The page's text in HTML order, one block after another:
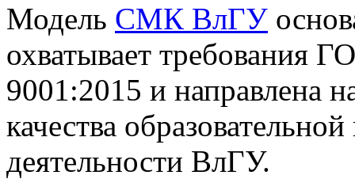
Модель СМК ВлГУ
охватывает требования
9001:2015 и направлена
качества
деятельности ВлГУ.